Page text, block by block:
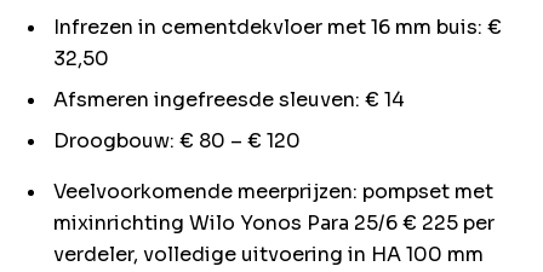
Infrezen in cementdekvloer met 16 mm buis: €
32,50
Afsmeren ingefreesde sleuven: € 14
Droogbouw: € 80 – € 120
Veelvoorkomende meerprijzen: pompset met
mixinrichting Wilo Yonos Para 25/6 € 225 per
verdeler, volledige uitvoering in HA 100 mm